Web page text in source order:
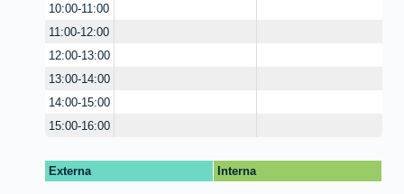
10:00-11:00
11:00-12:00
12:00-13:00
13:00-14:00
14:00-15:00
15:00-16:00
Externa Interna